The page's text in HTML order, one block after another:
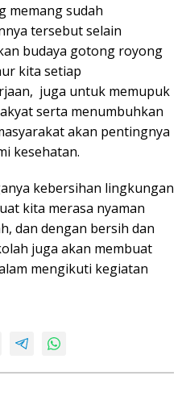
memang sudah
tersebut selain
budaya gotong royong
kita setiap
juga untuk memupuk
serta menumbuhkan
akan pentingnya
kesehatan.
kebersihan lingkungan
kita merasa nyaman
dan dengan bersih dan
juga akan membuat
mengikuti kegiatan